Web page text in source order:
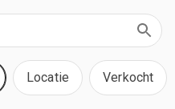
Locatie Verkocht